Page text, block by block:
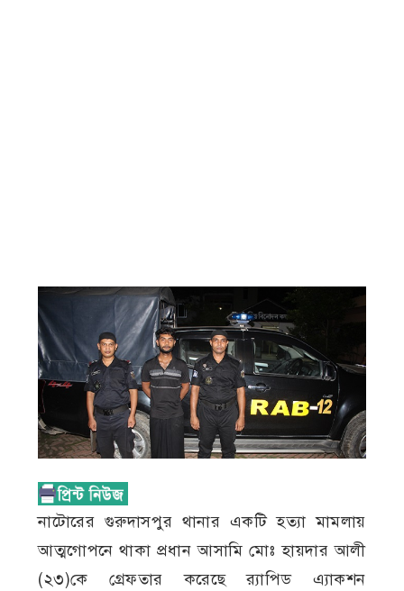
নাটোরের গুরুদাসপুর থানার একটি হত্যা মামলায়
আত্মগোপনে থাকা প্রধান আসামি মোঃ হায়দার আলী
(২৩)কে গ্রেফতার করেছে র‌্যাপিড এ্যাকশন